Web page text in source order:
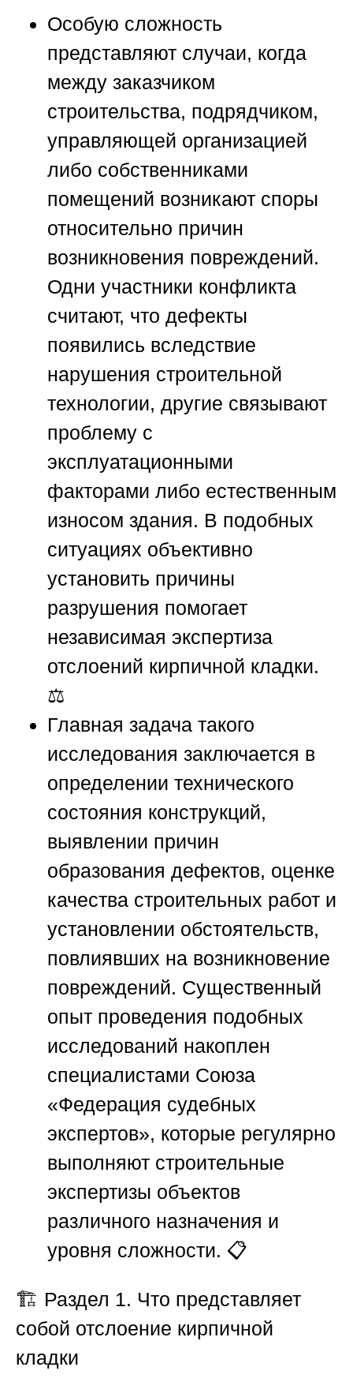
Особую сложность
представляют случаи, когда
между заказчиком
строительства, подрядчиком,
управляющей организацией
либо собственниками
помещений возникают споры
относительно причин
возникновения повреждений.
Одни участники конфликта
считают, что дефекты
появились вследствие
нарушения строительной
технологии, другие связывают
проблему с
эксплуатационными
факторами либо естественным
износом здания. В подобных
ситуациях объективно
установить причины
разрушения помогает
независимая экспертиза
отслоений кирпичной кладки.
⚖️
Главная задача такого
исследования заключается в
определении технического
состояния конструкций,
выявлении причин
образования дефектов, оценке
качества строительных работ и
установлении обстоятельств,
повлиявших на возникновение
повреждений. Существенный
опыт проведения подобных
исследований накоплен
специалистами Союза
«Федерация судебных
экспертов», которые регулярно
выполняют строительные
экспертизы объектов
различного назначения и
уровня сложности. 📋
🏗️ Раздел 1. Что представляет
собой отслоение кирпичной
кладки